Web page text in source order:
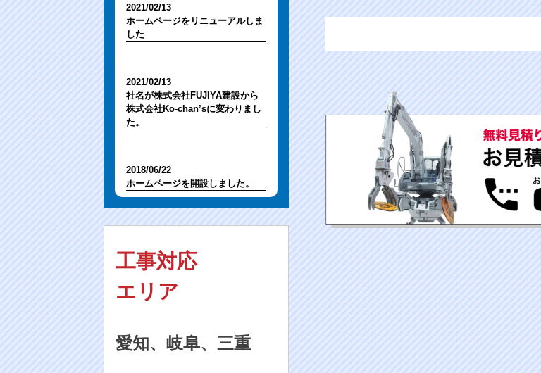
2021/02/13
ホームページをリニューアルしま
した
2021/02/13
社名が株式会社FUJIYA建設から
株式会社Ko-chan’sに変わりまし
た。
2018/06/22
ホームページを開設しました。
工事対応
エリア
愛知、岐阜、三重